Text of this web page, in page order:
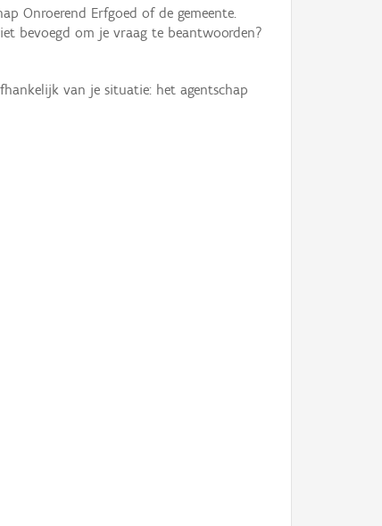
Onroerend Erfgoed of de gemeente.
bevoegd om je vraag te beantwoorden?
van je situatie: het agentschap